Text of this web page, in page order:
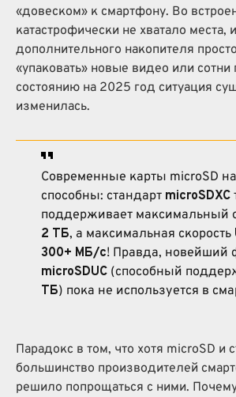
«довеском» к смартфону. Во
катастрофически не хватало места,
дополнительного накопителя
«упаковать» новые видео или сотни
состоянию на 2025 год ситуация
изменилась.
Современные карты microSD
способны: стандарт microSDXC
поддерживает максимальный
2 ТБ, а максимальная скорость
300+ МБ/с! Правда, новейший
microSDUC (способный
ТБ) пока не используется в
Парадокс в том, что хотя microSD и
большинство производителей
решило попрощаться с ними.